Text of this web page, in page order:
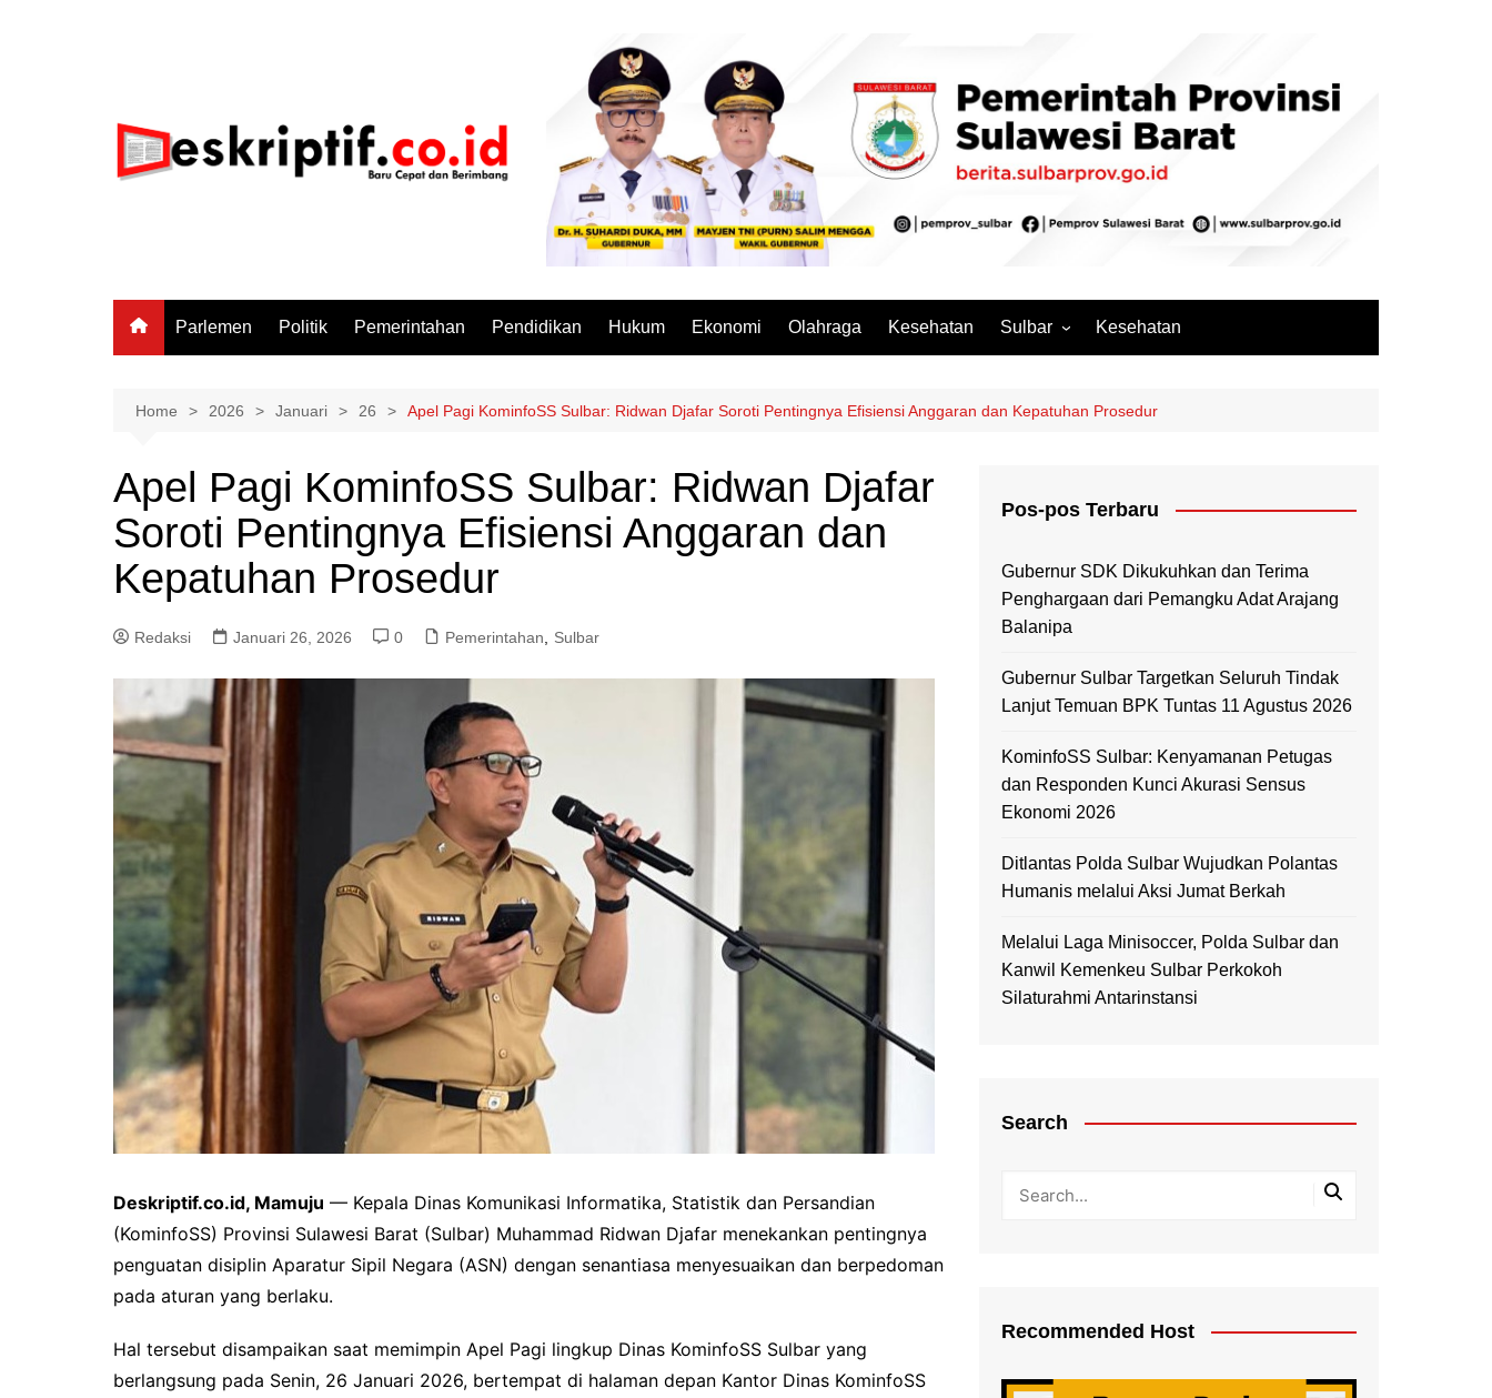
Parlemen Politik Pemerintahan Pendidikan Hukum Ekonomi Olahraga Kesehatan Sulbar
Mamuju Tengah
Mamasa
Kesehatan
Home 2026 Januari 26 Apel Pagi KominfoSS Sulbar: Ridwan Djafar Soroti Pentingnya Efisiensi Anggaran dan Kepatuhan Prosedur
Apel Pagi KominfoSS Sulbar: Ridwan Djafar
Soroti Pentingnya Efisiensi Anggaran dan
Kepatuhan Prosedur
Redaksi Januari 26, 2026 0 Pemerintahan Sulbar
Deskriptif.co.id, Mamuju — Kepala Dinas Komunikasi Informatika, Statistik dan Persandian
(KominfoSS) Provinsi Sulawesi Barat (Sulbar) Muhammad Ridwan Djafar menekankan pentingnya
penguatan disiplin Aparatur Sipil Negara (ASN) dengan senantiasa menyesuaikan dan berpedoman
pada aturan yang berlaku.
Hal tersebut disampaikan saat memimpin Apel Pagi lingkup Dinas KominfoSS Sulbar yang
berlangsung pada Senin, 26 Januari 2026, bertempat di halaman depan Kantor Dinas KominfoSS
Pos-pos Terbaru
Gubernur SDK Dikukuhkan dan Terima
Penghargaan dari Pemangku Adat Arajang
Balanipa
Gubernur Sulbar Targetkan Seluruh Tindak
Lanjut Temuan BPK Tuntas 11 Agustus 2026
KominfoSS Sulbar: Kenyamanan Petugas
dan Responden Kunci Akurasi Sensus
Ekonomi 2026
Ditlantas Polda Sulbar Wujudkan Polantas
Humanis melalui Aksi Jumat Berkah
Melalui Laga Minisoccer, Polda Sulbar dan
Kanwil Kemenkeu Sulbar Perkokoh
Silaturahmi Antarinstansi
Search
Recommended Host